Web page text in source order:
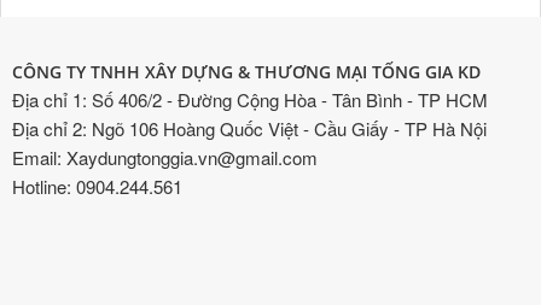
CÔNG TY TNHH XÂY DỰNG & THƯƠNG MẠI TỐNG GIA KD
Địa chỉ 1: Số 406/2 - Đường Cộng Hòa - Tân Bình - TP HCM
Địa chỉ 2: Ngõ 106 Hoàng Quốc Việt - Cầu Giấy - TP Hà Nội
Email: Xaydungtonggia.vn@gmail.com
Hotline: 0904.244.561